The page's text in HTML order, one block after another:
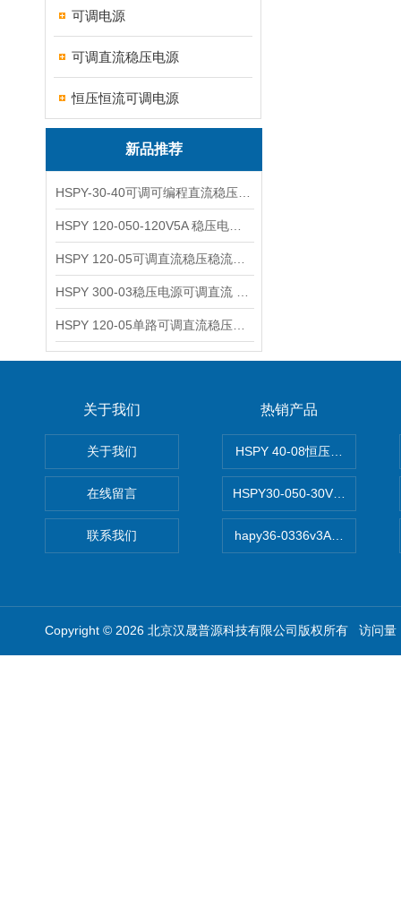
可调电源
可调直流稳压电源
恒压恒流可调电源
新品推荐
关于我们
关于我们
在线留言
联系我们
热销产品
HSPY 40-08恒压恒流恒功率
HSPY30-050-30V/-05A可调
hapy36-0336v3A高精度小型
Copyright © 2026 北京汉晟普源科技有限公司版权所有 访问量